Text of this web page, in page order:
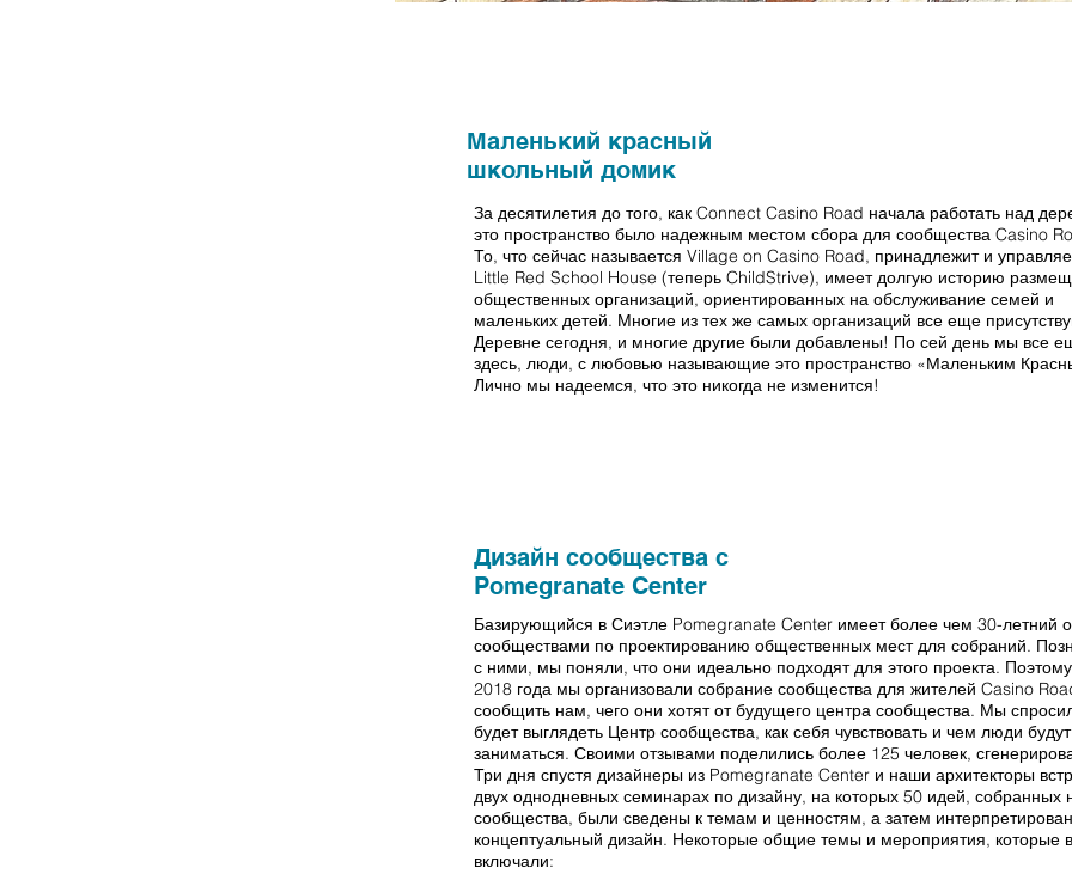
Маленький красный
школьный домик
За десятилетия до того, как Connect Casino Road начала работать над
это пространство было надежным местом сбора для сообщества Casino
То, что сейчас называется Village on Casino Road, принадлежит и
Little Red School House (теперь ChildStrive), имеет долгую историю
общественных организаций, ориентированных на обслуживание семей и
маленьких детей. Многие из тех же самых организаций все еще
Деревне сегодня, и многие другие были добавлены! По сей день мы все
здесь, люди, с любовью называющие это пространство «Маленьким
Лично мы надеемся, что это никогда не изменится!
Дизайн сообщества с
Pomegranate Center
Базирующийся в Сиэтле Pomegranate Center имеет более чем 30-летний
сообществами по проектированию общественных мест для собраний.
с ними, мы поняли, что они идеально подходят для этого проекта.
2018 года мы организовали собрание сообщества для жителей Casino
сообщить нам, чего они хотят от будущего центра сообщества. Мы
будет выглядеть Центр сообщества, как себя чувствовать и чем люди
заниматься. Своими отзывами поделились более 125 человек,
Три дня спустя дизайнеры из Pomegranate Center и наши архитекторы
двух однодневных семинарах по дизайну, на которых 50 идей, собранных
сообщества, были сведены к темам и ценностям, а затем
концептуальный дизайн. Некоторые общие темы и мероприятия, которые
включали: